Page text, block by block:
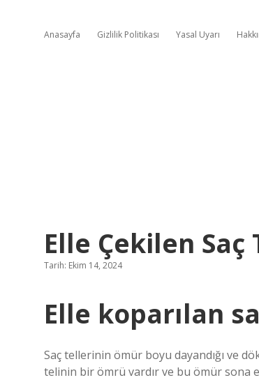
Anasayfa Gizlilik Politikası Yasal Uyarı
Elle Çekilen Saç
Tarih: Ekim 14, 2024
Elle koparılan
Saç tellerinin ömür boyu dayandığı ve
telinin bir ömrü vardır ve bu ömür sona